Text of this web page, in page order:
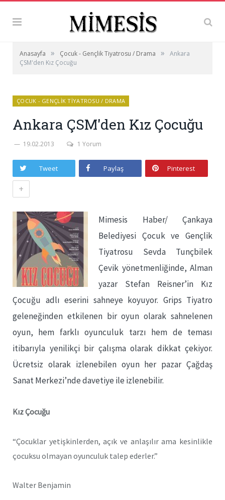
Anasayfa » Çocuk - Gençlik Tiyatrosu / Drama »
Ankara
ÇSM'den Kız Çocuğu
ÇOCUK - GENÇLIK TIYATROSU / DRAMA
Ankara ÇSM'den Kız Çocuğu
19.02.2013 1 Yorum
Tweet Paylaş Pinterest
+
Mimesis Haber/ Çankaya
Belediyesi Çocuk ve Gençlik
Tiyatrosu Sevda Tunçbilek
Çevik yönetmenliğinde, Alman
yazar Stefan Reisner’in Kız
Çocuğu adlı eserini sahneye koyuyor. Grips Tiyatro
geleneğinden etkilenen bir oyun olarak sahnelenen
oyun, hem farklı oyunculuk tarzı hem de teması
itibarıyla yenilikçi bir çalışma olarak dikkat çekiyor.
Ücretsiz olarak izlenebilen oyun her pazar Çağdaş
Sanat Merkezi’nde davetiye ile izlenebilir.
Kız Çocuğu
“Çocuklar yetişkinlerden, açık ve anlaşılır ama kesinlikle
çocuksu olmayan oyunculuk talep ederler.”
Walter Benjamin